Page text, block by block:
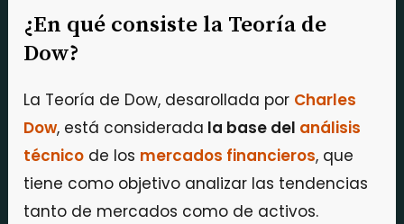
¿En qué consiste la Teoría de
Dow?
La Teoría de Dow, desarollada por Charles
Dow, está considerada la base del análisis
técnico de los mercados financieros, que
tiene como objetivo analizar las tendencias
tanto de mercados como de activos.